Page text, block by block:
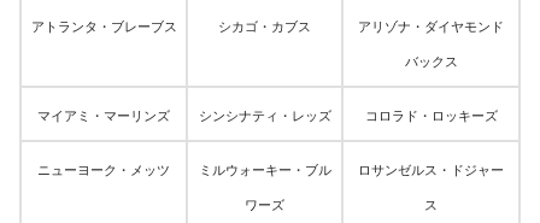
アトランタ・ブレーブス シカゴ・カブス アリゾナ・ダイヤモンド
バックス
マイアミ・マーリンズ シンシナティ・レッズ コロラド・ロッキーズ
ニューヨーク・メッツ ミルウォーキー・ブル
ワーズ
ロサンゼルス・ドジャー
ス